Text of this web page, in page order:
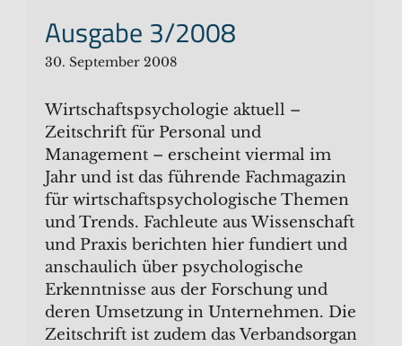
Ausgabe 3/2008
30. September 2008
Wirtschaftspsychologie aktuell –
Zeitschrift für Personal und
Management – erscheint viermal im
Jahr und ist das führende Fachmagazin
für wirtschaftspsychologische Themen
und Trends. Fachleute aus Wissenschaft
und Praxis berichten hier fundiert und
anschaulich über psychologische
Erkenntnisse aus der Forschung und
deren Umsetzung in Unternehmen. Die
Zeitschrift ist zudem das Verbandsorgan